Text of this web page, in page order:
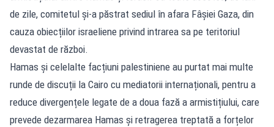
de zile, comitetul și-a păstrat sediul în afara Fâșiei Gaza, din
cauza obiecțiilor israeliene privind intrarea sa pe teritoriul
devastat de război.
Hamas și celelalte facțiuni palestiniene au purtat mai multe
runde de discuții la Cairo cu mediatorii internaționali, pentru a
reduce divergențele legate de a doua fază a armistițiului, care
prevede dezarmarea Hamas și retragerea treptată a forțelor